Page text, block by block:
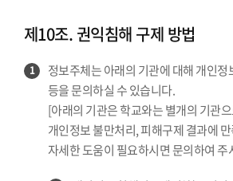
제10조. 권익침해 구제 방법
1
정보주체는 아래의 기관에 대해 개인
등을 문의하실 수 있습니다.
[아래의 기관은 학교와는 별개의 기관
개인정보 불만처리, 피해구제 결과에
자세한 도움이 필요하시면 문의하여